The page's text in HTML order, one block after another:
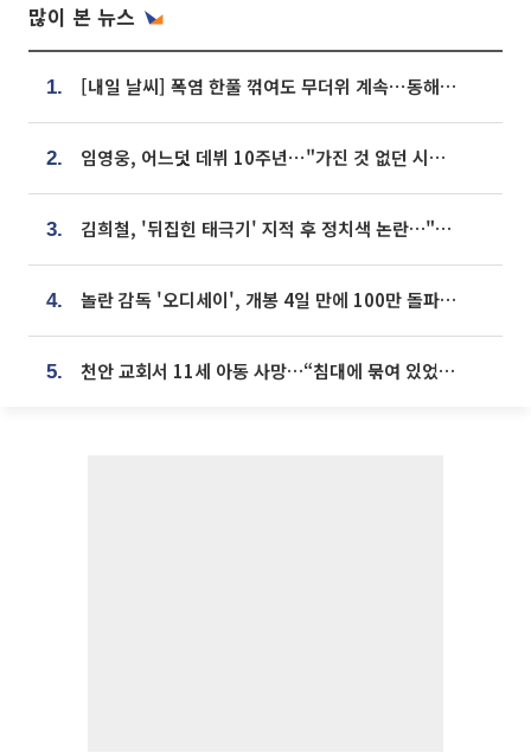
많이 본 뉴스
1. [내일 날씨] 폭염 한풀 꺾여도 무더위 계속⋯동해안 이틀 연속 비
2. 임영웅, 어느덧 데뷔 10주년⋯"가진 것 없던 시절, 내 앞엔 20명의 팬뿐"
3. 김희철, '뒤집힌 태극기' 지적 후 정치색 논란…"좌우 떠나 우리나라 국기"
4. 놀란 감독 '오디세이', 개봉 4일 만에 100만 돌파⋯'왕사남' 보다 빠르다
5. 천안 교회서 11세 아동 사망…“침대에 묶여 있었다” 진술 확보